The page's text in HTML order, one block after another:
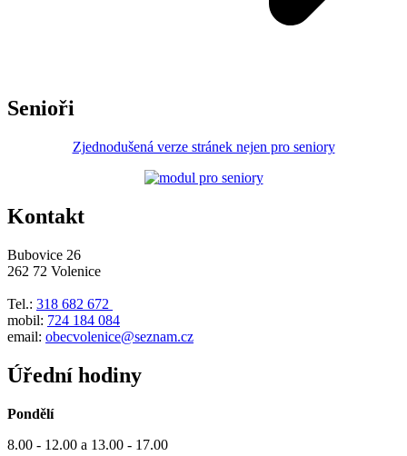
Senioři
Zjednodušená verze stránek nejen pro seniory
Kontakt
Bubovice 26
262 72 Volenice
Tel.: 318 682 672
mobil: 724 184 084
email: obecvolenice@seznam.cz
Úřední hodiny
Pondělí
8.00 - 12.00 a 13.00 - 17.00